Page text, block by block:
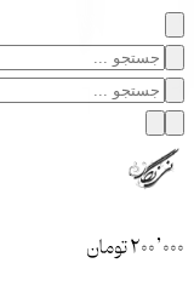
۲۰۰٬۰۰۰تومان